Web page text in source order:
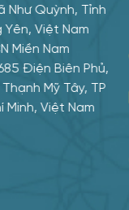
An, tỉnh Đồng
345 687